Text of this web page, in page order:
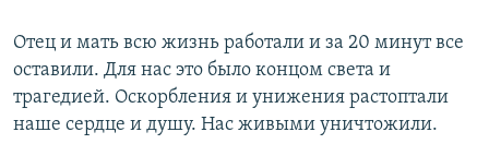
Отец и мать всю жизнь работали и за 20 минут все
оставили. Для нас это было концом света и
трагедией. Оскорбления и унижения растоптали
наше сердце и душу. Нас живыми уничтожили.